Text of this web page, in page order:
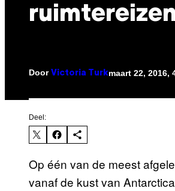
ruimtereizen
Door Victoria Turkmaart 22, 2016,
Deel:
Op één van de meest
vanaf de kust van